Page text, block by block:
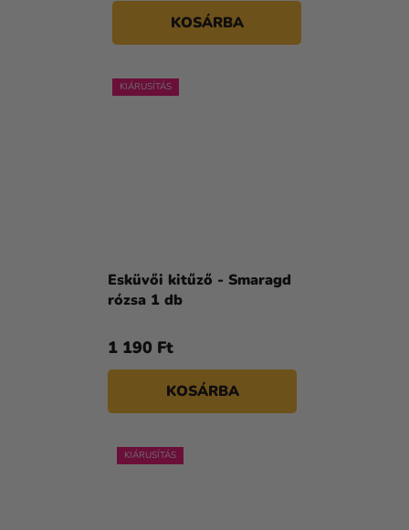
KOSÁRBA
KIÁRUSÍTÁS
Esküvői kitűző - Smaragd
rózsa 1 db
1 190 Ft
KOSÁRBA
KIÁRUSÍTÁS